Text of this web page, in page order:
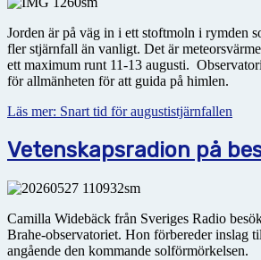
Jorden är på väg in i ett stoftmoln i rymden
fler stjärnfall än vanligt. Det är
ett maximum runt 11-13 augusti.
för allmänheten för att guida på himlen.
Läs mer: Snart tid för augustistjärnfallen
Vetenskapsradion på
Camilla Widebäck från Sveriges Radio
Brahe-observatoriet. Hon förbereder inslag
angående den kommande solförmörkelsen.